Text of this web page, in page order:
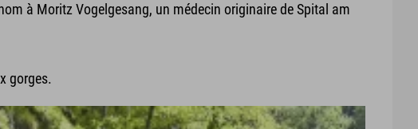
à Moritz Vogelgesang, un médecin originaire de Spital am
gorges.